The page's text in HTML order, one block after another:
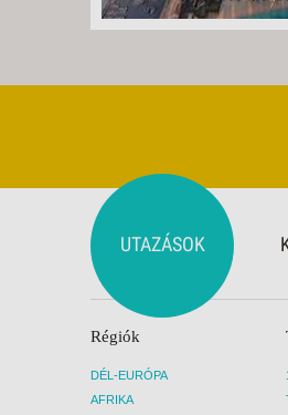
UTAZÁSOK
Régiók
DÉL-EURÓPA
AFRIKA